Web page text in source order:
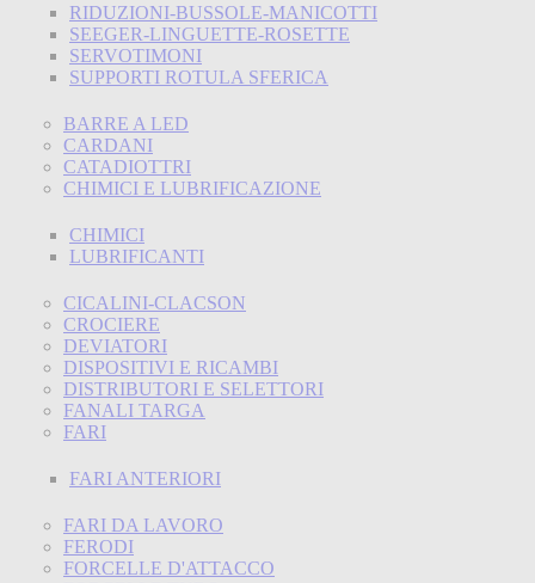
RIDUZIONI-BUSSOLE-MANICOTTI
SEEGER-LINGUETTE-ROSETTE
SERVOTIMONI
SUPPORTI ROTULA SFERICA
BARRE A LED
CARDANI
CATADIOTTRI
CHIMICI E LUBRIFICAZIONE
CHIMICI
LUBRIFICANTI
CICALINI-CLACSON
CROCIERE
DEVIATORI
DISPOSITIVI E RICAMBI
DISTRIBUTORI E SELETTORI
FANALI TARGA
FARI
FARI ANTERIORI
FARI DA LAVORO
FERODI
FORCELLE D'ATTACCO